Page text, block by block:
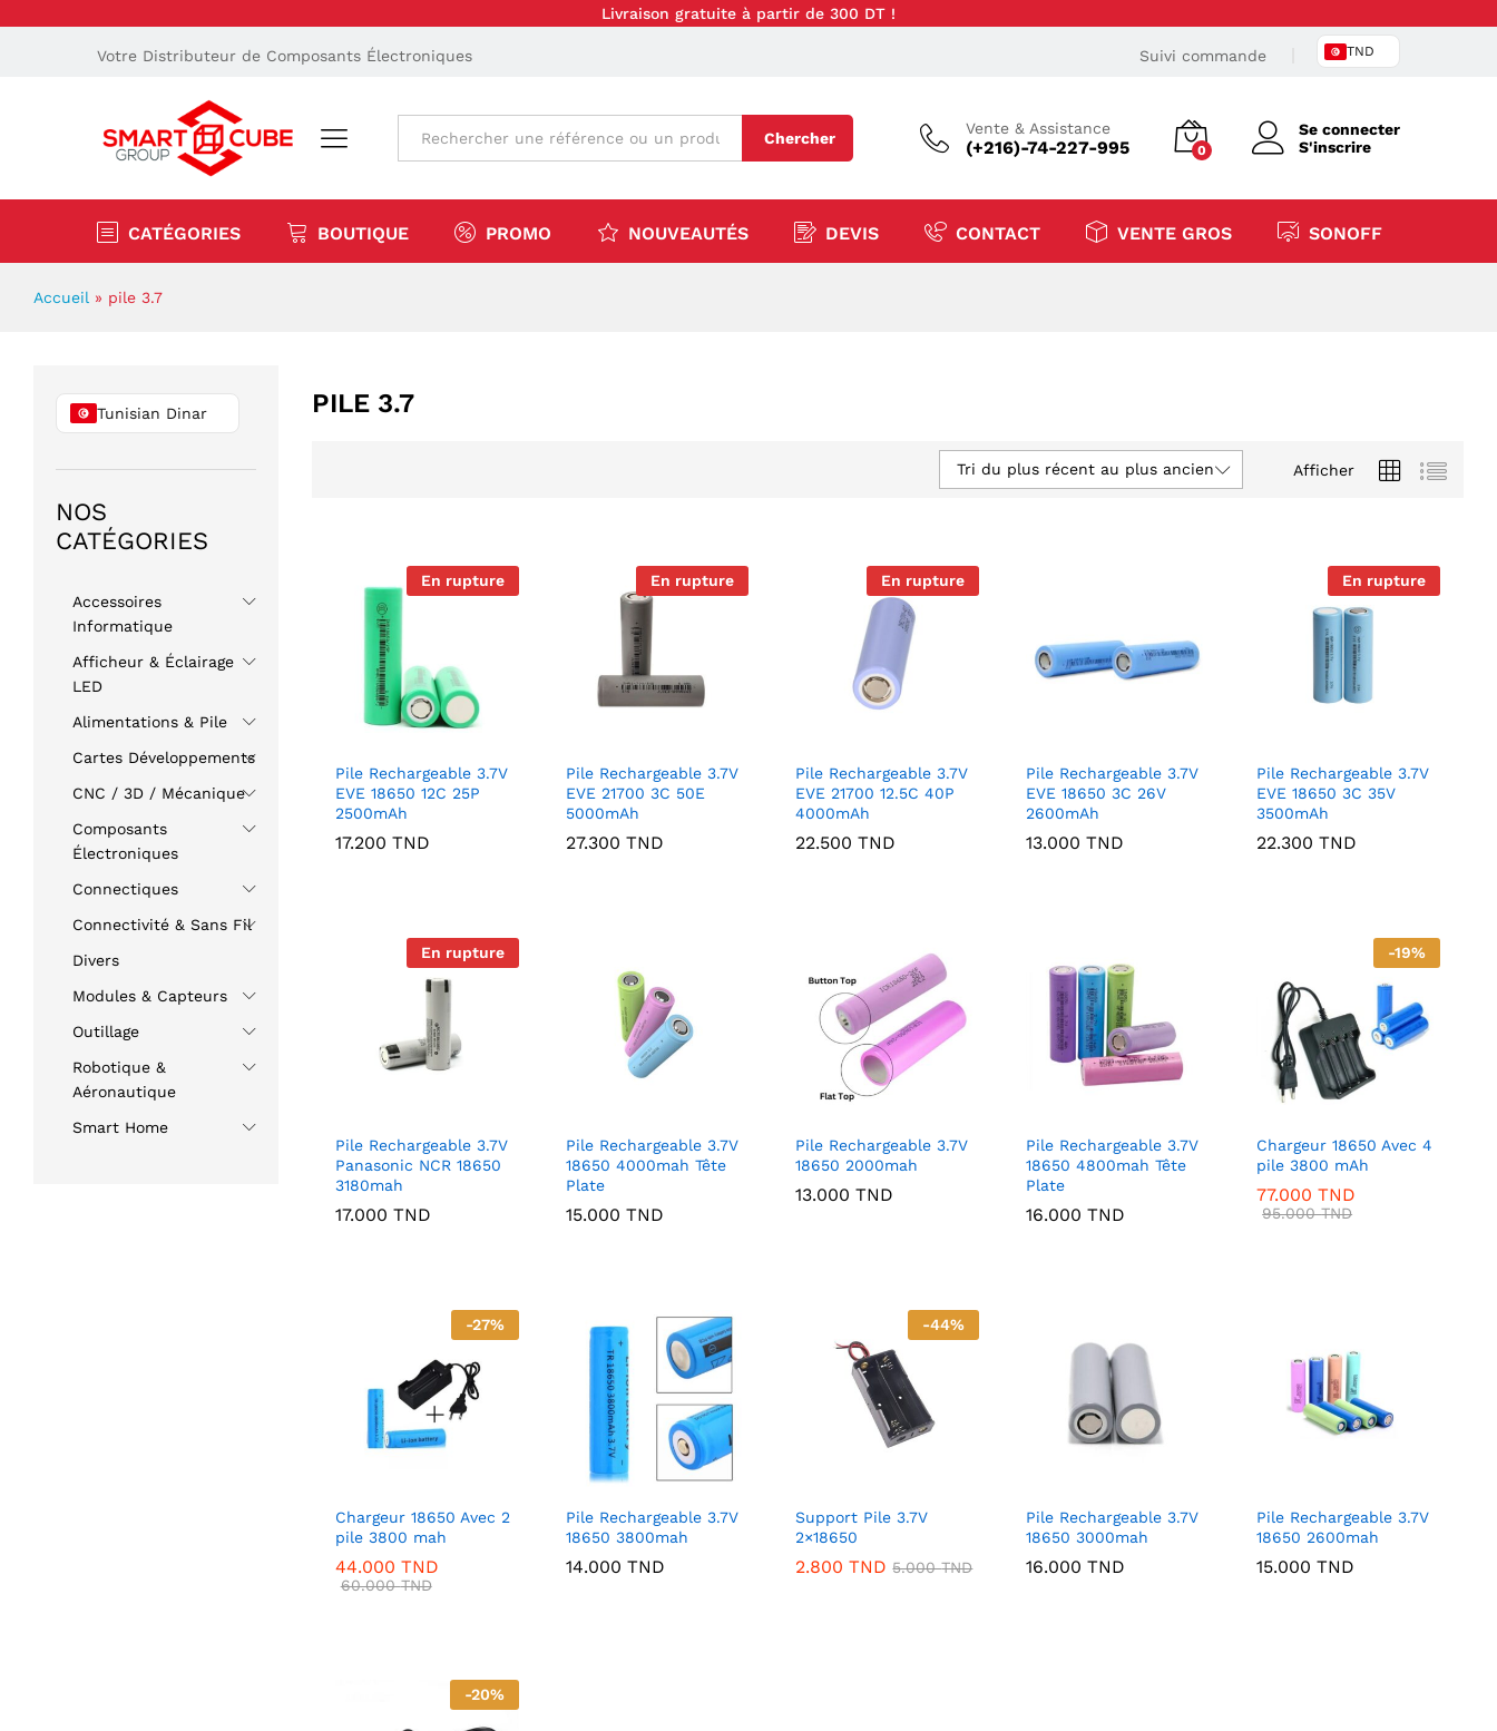
Livraison gratuite à partir de 300 DT !
Votre Distributeur de Composants Électroniques Suivi commande TND
Tout Chercher
Vente & Assistance
(+216)-74-227-995 0
Se connecter
S'inscrire
CATÉGORIES BOUTIQUE PROMO NOUVEAUTÉS DEVIS CONTACT VENTE GROS SONOFF
Accueil » pile 3.7
PILE 3.7
Afficher
Tri du plus récent au plus ancien
En rupture
Pile Rechargeable 3.7V
EVE 18650 12C 25P
2500mAh
17.200 TND
En rupture
Pile Rechargeable 3.7V
EVE 21700 3C 50E
5000mAh
27.300 TND
En rupture
Pile Rechargeable 3.7V
EVE 21700 12.5C 40P
4000mAh
22.500TND
Pile Rechargeable 3.7V
EVE 18650 3C 26V
2600mAh
13.000TND
En rupture
Pile Rechargeable 3.7V
EVE 18650 3C 35V
3500mAh
22.300TND
En rupture
Pile Rechargeable 3.7V
Panasonic NCR 18650
3180mah
17.000 TND
Pile Rechargeable 3.7V
18650 4000mah Tête
Plate
15.000 TND
Pile Rechargeable 3.7V
18650 2000mah
13.000TND
Pile Rechargeable 3.7V
18650 4800mah Tête
Plate
16.000TND
-19%
Chargeur 18650 Avec 4
pile 3800 mAh
77.000TND
95.000TND
-27%
Chargeur 18650 Avec 2
pile 3800 mah
44.000 TND
60.000TND
Pile Rechargeable 3.7V
18650 3800mah
14.000 TND
-44%
Support Pile 3.7V
2×18650
2.800TND 5.000TND
Pile Rechargeable 3.7V
18650 3000mah
16.000TND
Pile Rechargeable 3.7V
18650 2600mah
15.000TND
-20%
Tunisian Dinar
NOS
CATÉGORIES
Accessoires
Informatique
Afficheur & Éclairage
LED
Alimentations & Pile
Cartes Développements
CNC / 3D / Mécanique
Composants
Électroniques
Connectiques
Connectivité & Sans Fil
Divers
Modules & Capteurs
Outillage
Robotique &
Aéronautique
Smart Home